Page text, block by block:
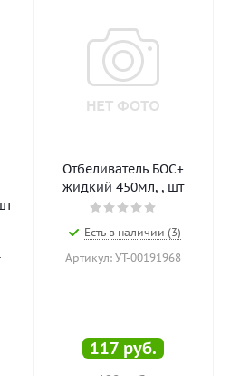
Отбеливатель БОС+
жидкий 450мл, , шт
Есть в наличии (3)
Артикул: УТ-00191968
117 руб.